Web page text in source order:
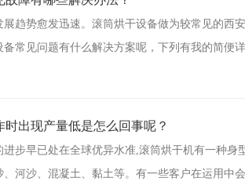
趋势愈发迅速。滚筒烘干设备做为较常见的
常见问题有什么解决方案呢，下列有我的简便
出现产量低是怎么回事呢？
步早已处在全球优异水准,滚筒烘干机有一种
河沙、混凝土、黏土等。有一些客户在运用中